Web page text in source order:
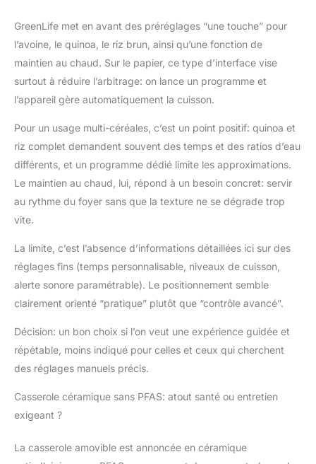
automatiquement le
temps et la
température de
cuisson pour une
texture et un goût
optimaux du riz dans
de cuisson. Interface
affichage LED lumineux
avec commandes
intuitives pour un
fonctionnement facile
pratique : heure de
personnalisable pour
une planification
flexible des repas.
refroidissement au
toucher : le boîtier
travail et assure une
de mesure précise et
GreenLife met en avant des préréglages “une touche” pour
l’avoine, le quinoa, le riz brun, ainsi qu’une fonction de
maintien au chaud. Sur le papier, ce type d’interface vise
surtout à réduire l’arbitrage: on lance un programme et
l’appareil gère automatiquement la cuisson.
Pour un usage multi-céréales, c’est un point positif: quinoa et
riz complet demandent souvent des temps et des ratios d’eau
différents, et un programme dédié limite les approximations.
Le maintien au chaud, lui, répond à un besoin concret: servir
au rythme du foyer sans que la texture ne se dégrade trop
vite.
La limite, c’est l’absence d’informations détaillées ici sur des
réglages fins (temps personnalisable, niveaux de cuisson,
alerte sonore paramétrable). Le positionnement semble
clairement orienté “pratique” plutôt que “contrôle avancé”.
Décision: un bon choix si l’on veut une expérience guidée et
répétable, moins indiqué pour celles et ceux qui cherchent
des réglages manuels précis.
Casserole céramique sans PFAS: atout santé ou entretien
exigeant ?
La casserole amovible est annoncée en céramique